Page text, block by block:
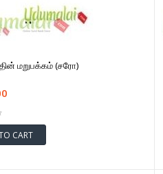
மறுபக்கம் (சரோ)
CART